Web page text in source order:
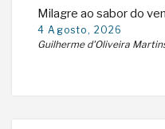
Milagre ao sabor do
4 Agosto, 2026
Guilherme d'Oliveira